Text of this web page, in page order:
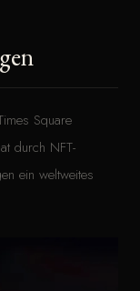
Square
durch NFT-
ein weltweites